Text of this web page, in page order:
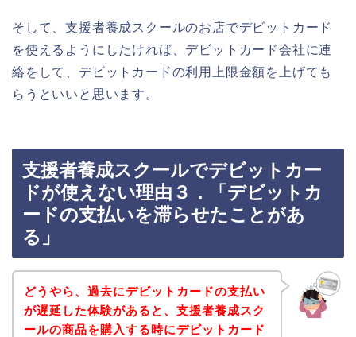
そして、支援者養成スクールのお店でデビットカード
を使えるようにしたければ、デビットカード会社に連
絡をして、デビットカードの利用上限金額を上げても
らうといいと思います。
支援者養成スクールでデビットカー
ドが使えない理由３．「デビットカ
ードの支払いを滞らせたことがあ
る」
どうやら、過去にデビットカードの支払い
が遅延した体験があると、支援者養成スク
ールの商品を購入する時にデビットカード